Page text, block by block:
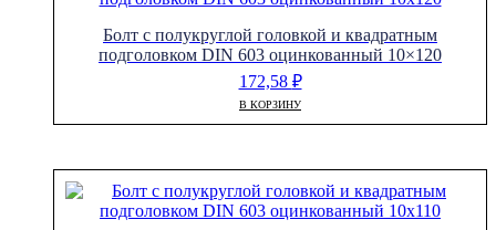
Болт с полукруглой головкой и квадратным
подголовком DIN 603 оцинкованный 10×120
172,58 ₽
В КОРЗИНУ